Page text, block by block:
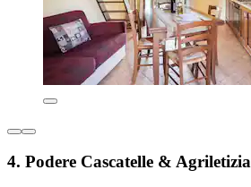
4. Podere Cascatelle & Agriletizia